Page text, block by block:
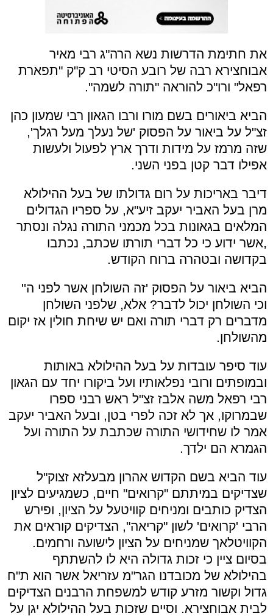
את חתימת הדרשות נשא הרה"ג רבי מאיר
אבוחצירא רבה של רובע הסיטי רב ק"ק "תפארת
רפאל" ורו"כ להוראה "תורה לשמה".
הביא ביאורים בשם מורו ורבו הגאון רבי שמעון כהן
זצ"ל על ביאור על הפסוק 'של נעלך מעל רגלך',
שזה מרמז על מידות ודרך ארץ לפעול ולעשות
אפילו דבר קטן בפני השני.
דיבר באריכות על רום גדולתו של בעל ההילולא
מרן בעל האביר יעקב זיע"א, על ספריו הגדולים
המלאים בגאונות בכל מכמני התורה נגלה ונסתר
,אשר ידוע כי כל דברי תורתו שכתב, נכתבו
בקדושה ובטהרה ברוח הקודש.
הביא ביאור על הפסוק 'זה השולחן אשר לפני ה''
וכי השולחן יכול לדבר? אלא, שלפני השולחן
מדברים רק דברי תורה ואם יש שיחת חולין אז יקום
מהשולחן.
עוד סיפר עובדות על בעל ההילולא באותות
ובמופתים ורובי נפלאותיו ועל ביקורו יחד עם הגאון
רבי רפאל משה אלבז זצ"ל ראש רבני ספרו
שבמרוקו, אך לא זכה לפרי בטן, ובעל האביר יעקב
אמר לו שחידושי התורה שכתבת על התורה ועל
הגמרא הם ילדך.
עוד הביא בשם הקדוש אהרון מבעלזא זצוק"ל
שצדיקים במיתתם "קרואים" חיים, כשמגיעים לציון
הצדיק כותבים ומניחים קוויטעל על הציון, ופירש
הרבי 'קרואים' לשון "קריאה", הצדיקים קוראים את
הקוויטלאך שמניחים על הציון לישועה ורחמים.
בסיום ציין כי זכות גדולה היא לו להשתתף
בהילולא של מכובדנו הגר"מ עזריאל אשר הוא ת"ח
גדול וקשור מזרע קודש למשפחת הרבנים הצדיקים
לבית אבוחצירא. וסיים שזכות בעל ההילולא יגן על